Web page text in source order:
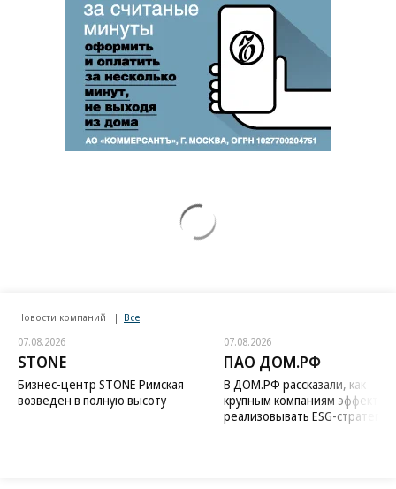
Новости компаний Все
07.08.2026
STONE
Бизнес-центр STONE Римская
возведен в полную высоту
07.08.2026
ПАО ДОМ.РФ
В ДОМ.РФ рассказали, как
крупным компаниям
реализовывать ESG-стратегию